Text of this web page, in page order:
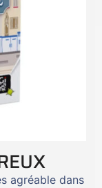
agréable dans